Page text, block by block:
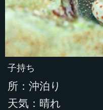
子持ち
所：沖泊り
天気：晴れ